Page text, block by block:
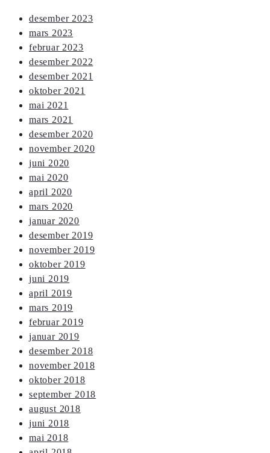
desember 2023
mars 2023
februar 2023
desember 2022
desember 2021
oktober 2021
mai 2021
mars 2021
desember 2020
november 2020
juni 2020
mai 2020
april 2020
mars 2020
januar 2020
desember 2019
november 2019
oktober 2019
juni 2019
april 2019
mars 2019
februar 2019
januar 2019
desember 2018
november 2018
oktober 2018
september 2018
august 2018
juni 2018
mai 2018